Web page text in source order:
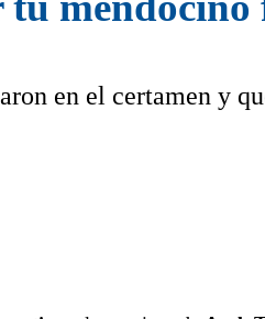
en el certamen y